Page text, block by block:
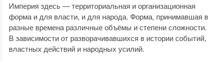
Империя здесь — территориальная и организационная
форма и для власти, и для народа. Форма, принимавшая в
разные времена различные объёмы и степени сложности.
В зависимости от разворачивавшихся в истории событий,
властных действий и народных усилий.